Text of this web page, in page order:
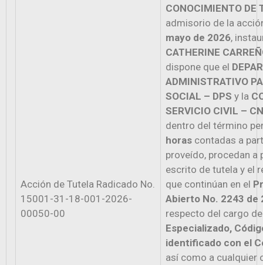
Acción de Tutela Radicado No.
15001-31-18-001-2026-
00050-00
CONOCIMIENTO DE
admisorio de la
mayo de 2026,
CATHERINE
dispone que el
ADMINISTRATIVO
SOCIAL – DPS y la
SERVICIO CIVIL –
dentro del término
horas contadas a
proveído, procedan a
escrito de tutela y el
que continúan en el
Abierto No. 2243 de
respecto del cargo
Especializado,
identificado con el
así como a cualquier